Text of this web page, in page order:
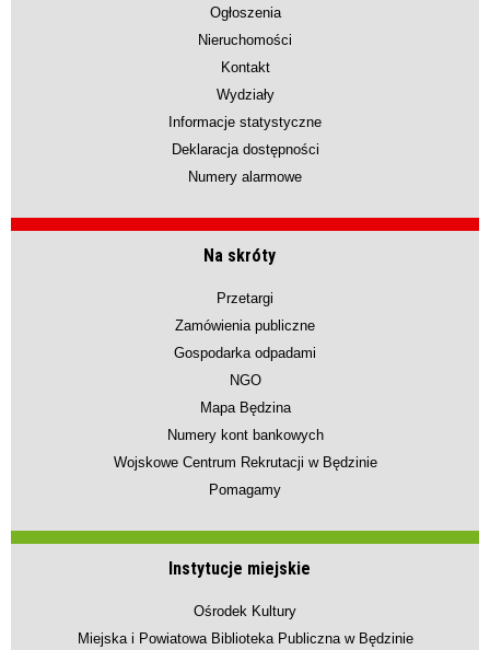
Ogłoszenia
Nieruchomości
Kontakt
Wydziały
Informacje statystyczne
Deklaracja dostępności
Numery alarmowe
Na skróty
Przetargi
Zamówienia publiczne
Gospodarka odpadami
NGO
Mapa Będzina
Numery kont bankowych
Wojskowe Centrum Rekrutacji w Będzinie
Pomagamy
Instytucje miejskie
Ośrodek Kultury
Miejska i Powiatowa Biblioteka Publiczna w Będzinie